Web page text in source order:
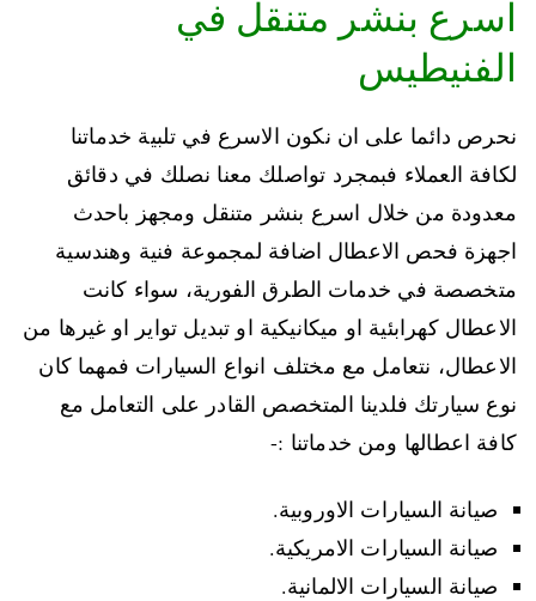
اسرع بنشر متنقل في
الفنيطيس
نحرص دائما على ان نكون الاسرع في تلبية خدماتنا
لكافة العملاء فبمجرد تواصلك معنا نصلك في دقائق
معدودة من خلال اسرع بنشر متنقل ومجهز باحدث
اجهزة فحص الاعطال اضافة لمجموعة فنية وهندسية
متخصصة في خدمات الطرق الفورية، سواء كانت
الاعطال كهرابئية او ميكانيكية او تبديل تواير او غيرها من
الاعطال، نتعامل مع مختلف انواع السيارات فمهما كان
نوع سيارتك فلدينا المتخصص القادر على التعامل مع
كافة اعطالها ومن خدماتنا :-
صيانة السيارات الاوروبية.
صيانة السيارات الامريكية.
صيانة السيارات الالمانية.